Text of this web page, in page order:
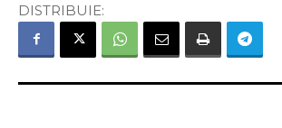
DISTRIBUIE: